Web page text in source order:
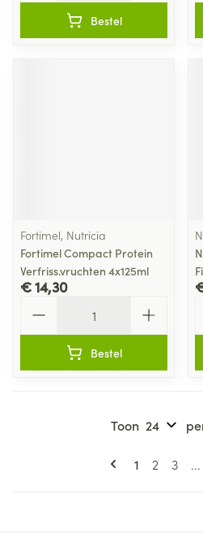
Bestel
Fortimel, Nutricia
Fortimel Compact Protein
Verfriss.vruchten 4x125ml
€ 14,30
Bestel
U lees
1 Pagina
2 3 ...
Toon